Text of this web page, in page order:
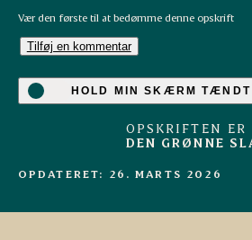
Vær den første til at bedømme denne opskrift
Tilføj en kommentar
HOLD MIN SKÆRM TÆNDT
OPSKRIFTEN
DEN GRØNNE
OPDATERET: 26. MARTS 2026